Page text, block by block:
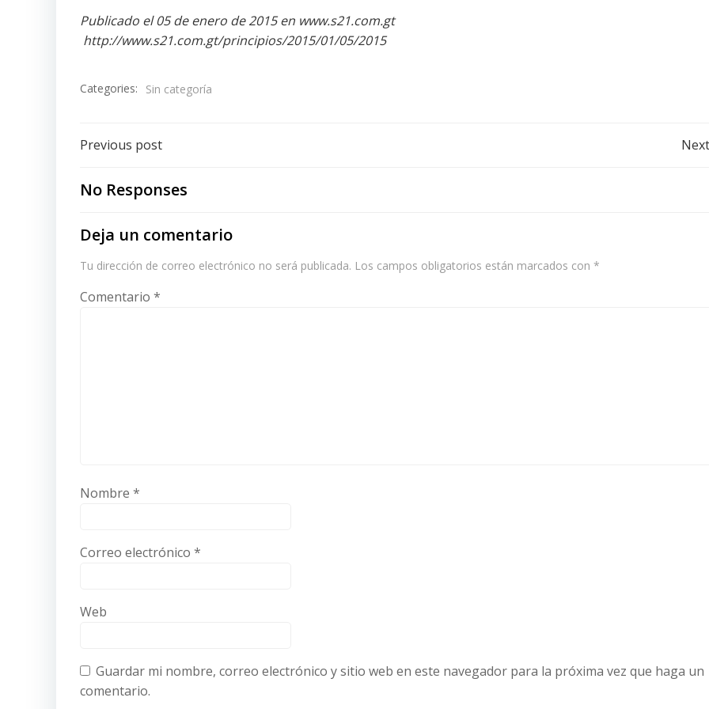
Publicado el 05 de enero de 2015 en www.s21.com.gt
http://www.s21.com.gt/principios/2015/01/05/2015
Categories: Sin categoría
Post
navigation
Previous post
No Responses
Deja un comentario
Tu dirección de correo electrónico no será publicada. Los campos obligatorios están marcados con *
Comentario *
Nombre *
Correo electrónico *
Web
Guardar mi nombre, correo electrónico y sitio web en este navegador para la próxima vez que haga un
comentario.